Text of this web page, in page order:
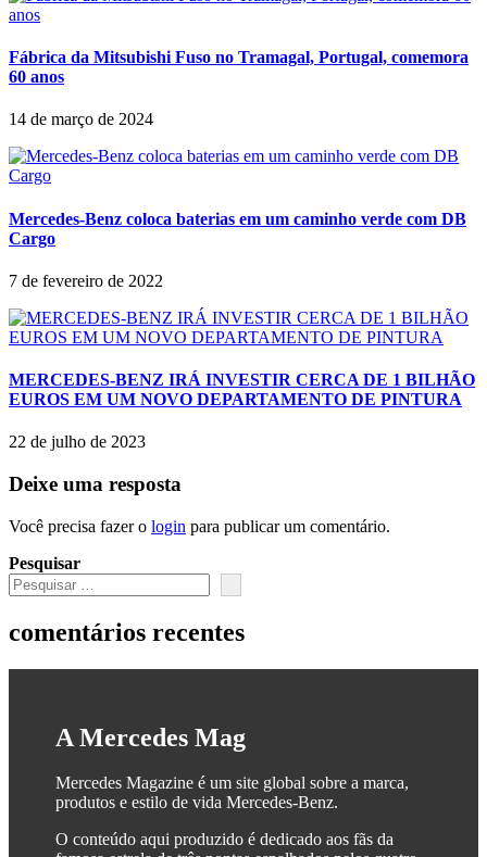
Fábrica da Mitsubishi Fuso no Tramagal, Portugal, comemora
60 anos
14 de março de 2024
Mercedes-Benz coloca baterias em um caminho verde com DB
Cargo
7 de fevereiro de 2022
MERCEDES-BENZ IRÁ INVESTIR CERCA DE 1 BILHÃO
EUROS EM UM NOVO DEPARTAMENTO DE PINTURA
22 de julho de 2023
Deixe uma resposta
Você precisa fazer o login para publicar um comentário.
Pesquisar
comentários recentes
A Mercedes Mag
Mercedes Magazine é um site global sobre a marca,
produtos e estilo de vida Mercedes-Benz.
O conteúdo aqui produzido é dedicado aos fãs da